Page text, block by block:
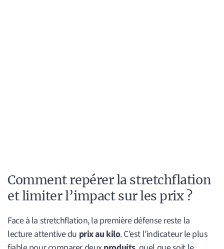
Comment repérer la stretchflation
et limiter l’impact sur les prix ?
Face à la stretchflation, la première défense reste la
lecture attentive du prix au kilo. C’est l’indicateur le plus